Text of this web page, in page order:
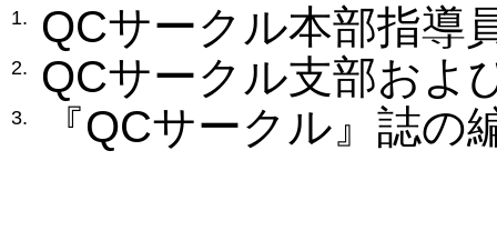
1. QCサークル本部指導
2. QCサークル支部およ
3. 『QCサークル』誌